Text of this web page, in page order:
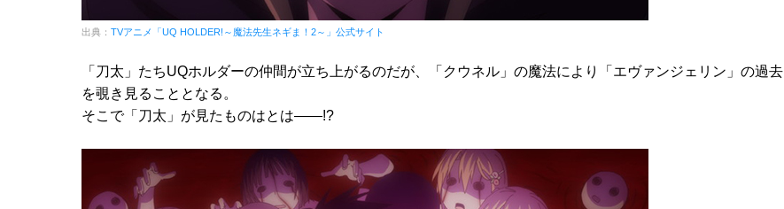
出典： TVアニメ「UQ HOLDER!～魔法先生ネギま！2～」公式サイト
「刀太」たちUQホルダーの仲間が立ち上がるのだが、「クウネル」の魔法により「エヴァンジェリン」の過去
を覗き見ることとなる。
そこで「刀太」が見たものはとは――!?